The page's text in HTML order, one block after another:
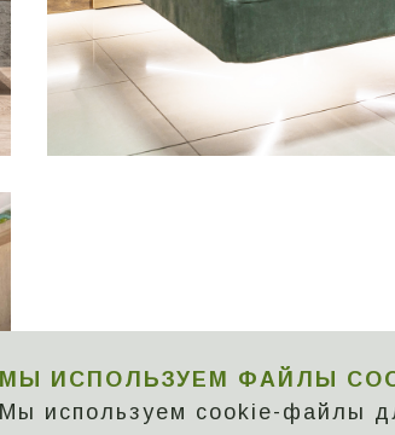
МЫ ИСПОЛЬЗУЕМ ФАЙЛЫ
Мы используем cookie-файлы